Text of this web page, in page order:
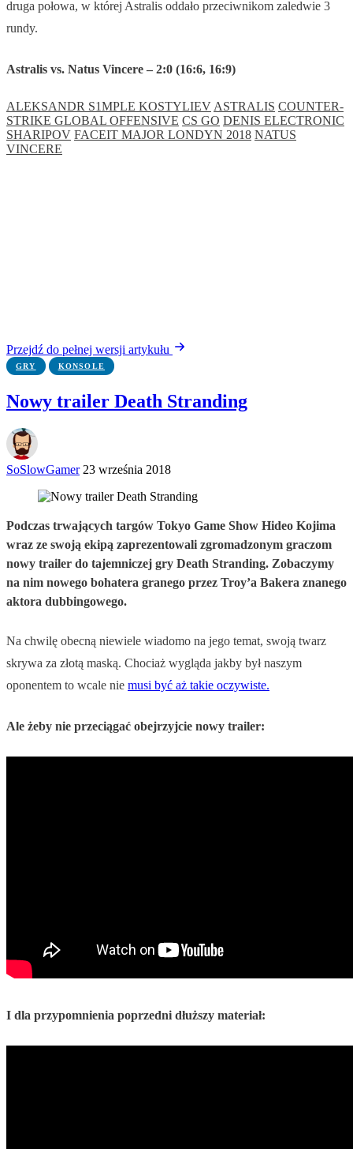
druga połowa, w której Astralis oddało przeciwnikom zaledwie 3
rundy.
Astralis vs. Natus Vincere – 2:0 (16:6, 16:9)
ALEKSANDR S1MPLE KOSTYLIEVASTRALIS COUNTER-
STRIKE GLOBAL OFFENSIVE CS GO DENIS ELECTRONIC
SHARIPOV FACEIT MAJOR LONDYN 2018 NATUS
VINCERE
Przejdź do pełnej wersji artykułu
GRY KONSOLE
Nowy trailer Death Stranding
SoSlowGamer 23 września 2018
Podczas trwających targów Tokyo Game Show Hideo Kojima
wraz ze swoją ekipą zaprezentowali zgromadzonym graczom
nowy trailer do tajemniczej gry Death Stranding. Zobaczymy
na nim nowego bohatera granego przez Troy’a Bakera znanego
aktora dubbingowego.
Na chwilę obecną niewiele wiadomo na jego temat, swoją twarz
skrywa za złotą maską. Chociaż wygląda jakby był naszym
oponentem to wcale nie musi być aż takie oczywiste.
Ale żeby nie przeciągać obejrzyjcie nowy trailer:
I dla przypomnienia poprzedni dłuższy materiał: